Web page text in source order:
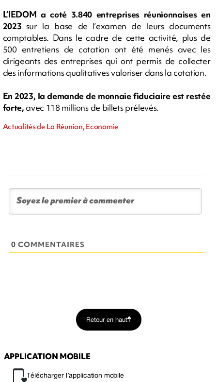
L’IEDOM a coté 3.840 entreprises réunionnaises en
2023 sur la base de l’examen de leurs documents
comptables. Dans le cadre de cette activité, plus de
500 entretiens de cotation ont été menés avec les
dirigeants des entreprises qui ont permis de collecter
des informations qualitatives valoriser dans la cotation.
En 2023, la demande de monnaie fiduciaire est restée
forte, avec 118 millions de billets prélevés.
Actualités de La Réunion, Economie
0 COMMENTAIRES
Retour en haut
APPLICATION MOBILE
Télécharger l’application mobile